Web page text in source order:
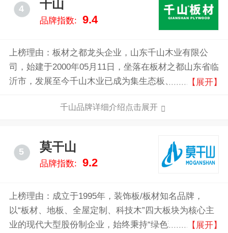
4 千山
品牌指数: 9.4
上榜理由：板材之都龙头企业，山东千山木业有限公
司，始建于2000年05月11日，坐落在板材之都山东省临
沂市，发展至今千山木业已成为集生态板、颗粒板、阻
浸胶纸及全屋定制等配套产品为一体的综合性品牌运营
超15亿元。
【展开】
千山品牌详细介绍点击展开
5 莫干山
品牌指数: 9.2
上榜理由：成立于1995年，装饰板/板材知名品牌，
以“板材、地板、全屋定制、科技木”四大板块为核心主
业的现代大型股份制企业，始终秉持“绿色环保，关爱
【展开】